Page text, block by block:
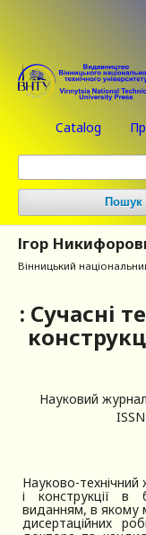
Catalog
Пошук
Ігор
Вінницький
: Сучасні
Науковий
Науково-технічний
і конструкції в
виданням, в якому
дисертаційних